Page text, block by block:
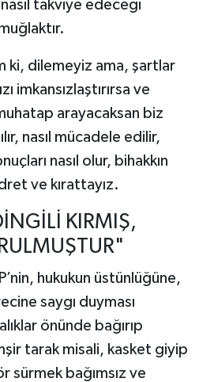
nasıl takviye edeceği
ki, dilemeyiz ama, şartlar
imkansızlaştırırsa ve
arayacaksan biz
nasıl mücadele edilir,
nasıl olur, bihakkın
ve kırattayız.
KIRMIŞ,
hukukun üstünlüğüne,
saygı duyması
önünde bağırıp
tarak misali, kasket giyip
sürmek bağımsız ve